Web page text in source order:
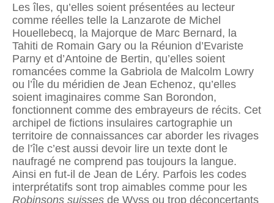
Les îles, qu’elles soient présentées au lecteur
comme réelles telle la Lanzarote de Michel
Houellebecq, la Majorque de Marc Bernard, la
Tahiti de Romain Gary ou la Réunion d’Evariste
Parny et d’Antoine de Bertin, qu’elles soient
romancées comme la Gabriola de Malcolm Lowry
ou l’Île du méridien de Jean Echenoz, qu’elles
soient imaginaires comme San Borondon,
fonctionnent comme des embrayeurs de récits. Cet
archipel de fictions insulaires cartographie un
territoire de connaissances car aborder les rivages
de l’île c’est aussi devoir lire un texte dont le
naufragé ne comprend pas toujours la langue.
Ainsi en fut-il de Jean de Léry. Parfois les codes
interprétatifs sont trop aimables comme pour les
Robinsons suisses de Wyss ou trop déconcertants